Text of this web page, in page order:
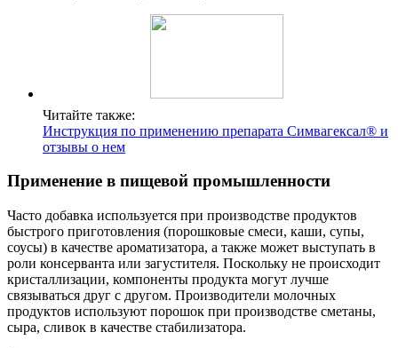
Читайте также:
Инструкция по применению препарата Симвагексал® и
отзывы о нем
Применение в пищевой промышленности
Часто добавка используется при производстве продуктов
быстрого приготовления (порошковые смеси, каши, супы,
соусы) в качестве ароматизатора, а также может выступать в
роли консерванта или загустителя. Поскольку не происходит
кристаллизации, компоненты продукта могут лучше
связываться друг с другом. Производители молочных
продуктов используют порошок при производстве сметаны,
сыра, сливок в качестве стабилизатора.